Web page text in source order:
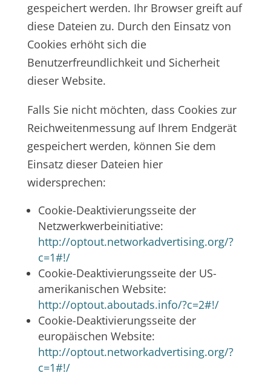
gespeichert werden. Ihr Browser greift auf
diese Dateien zu. Durch den Einsatz von
Cookies erhöht sich die
Benutzerfreundlichkeit und Sicherheit
dieser Website.
Falls Sie nicht möchten, dass Cookies zur
Reichweitenmessung auf Ihrem Endgerät
gespeichert werden, können Sie dem
Einsatz dieser Dateien hier
widersprechen:
Cookie-Deaktivierungsseite der
Netzwerkwerbeinitiative:
http://optout.networkadvertising.org/?
c=1#!/
Cookie-Deaktivierungsseite der US-
amerikanischen Website:
http://optout.aboutads.info/?c=2#!/
Cookie-Deaktivierungsseite der
europäischen Website:
http://optout.networkadvertising.org/?
c=1#!/